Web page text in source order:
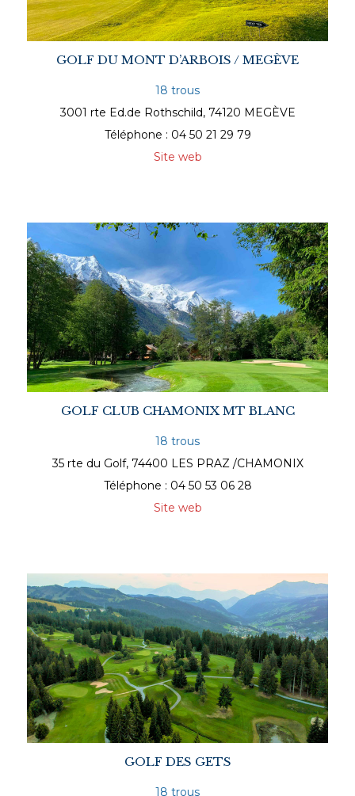
GOLF DU MONT D’ARBOIS / MEGÈVE
18 trous
3001 rte Ed.de Rothschild, 74120 MEGÈVE
Téléphone : 04 50 21 29 79
Site web
GOLF CLUB CHAMONIX MT BLANC
18 trous
35 rte du Golf, 74400 LES PRAZ /CHAMONIX
Téléphone : 04 50 53 06 28
Site web
GOLF DES GETS
18 trous